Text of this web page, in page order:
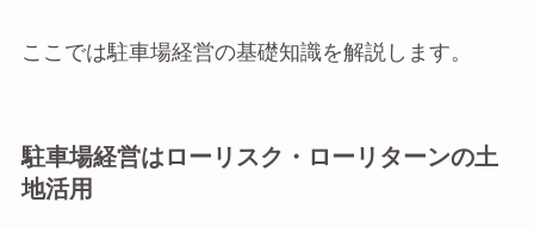
ここでは駐車場経営の基礎知識を解説します。
駐車場経営はローリスク・ローリターンの土
地活用